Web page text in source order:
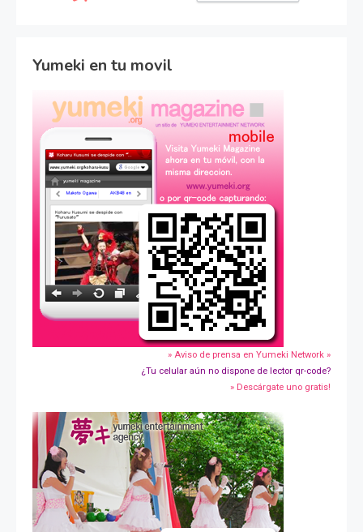
Yumeki en tu movil
» Aviso de prensa en Yumeki Network »
¿Tu celular aún no dispone de lector qr-code?
» Descárgate uno gratis!